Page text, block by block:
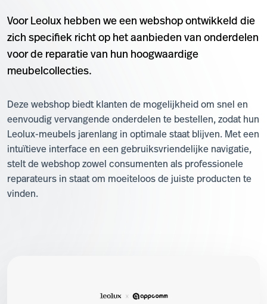
Voor Leolux hebben we een webshop ontwikkeld die
zich specifiek richt op het aanbieden van onderdelen
voor de reparatie van hun hoogwaardige
meubelcollecties.
Deze webshop biedt klanten de mogelijkheid om snel en
eenvoudig vervangende onderdelen te bestellen, zodat hun
Leolux-meubels jarenlang in optimale staat blijven. Met een
intuïtieve interface en een gebruiksvriendelijke navigatie,
stelt de webshop zowel consumenten als professionele
reparateurs in staat om moeiteloos de juiste producten te
vinden.